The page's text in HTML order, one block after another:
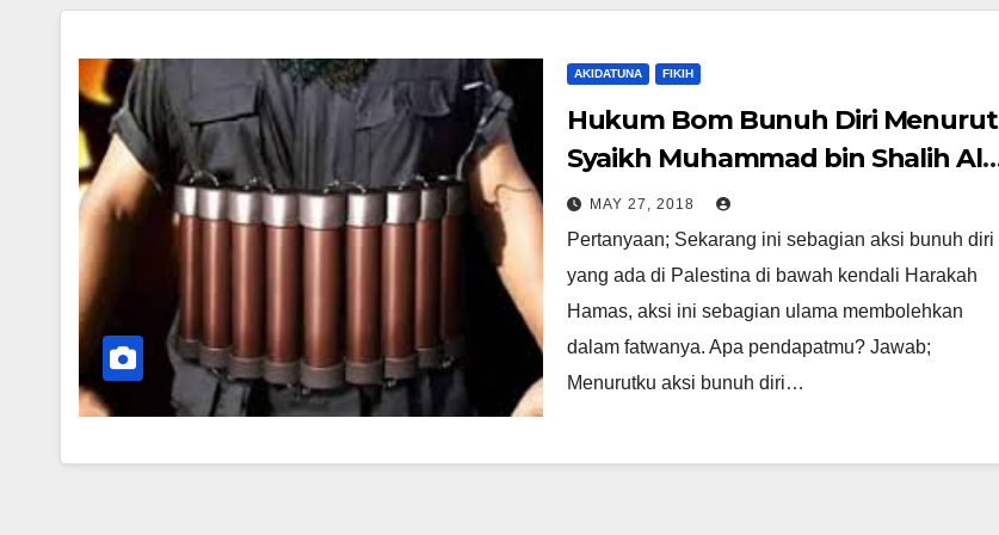
AKIDATUNA FIKIH
Hukum Bom Bunuh Diri Menurut
Syaikh Muhammad bin Shalih Al
Utsaimin rahimahullah
MAY 27, 2018
Pertanyaan; Sekarang ini sebagian aksi bunuh diri
yang ada di Palestina di bawah kendali Harakah
Hamas, aksi ini sebagian ulama membolehkan
dalam fatwanya. Apa pendapatmu? Jawab;
Menurutku aksi bunuh diri…